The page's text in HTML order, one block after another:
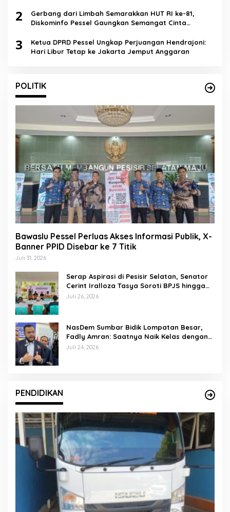
2
Gerbang dari Limbah Semarakkan HUT RI ke-81,
Diskominfo Pessel Gaungkan Semangat Cinta
3
Ketua DPRD Pessel Ungkap Perjuangan Hendrajoni:
Hari Libur Tetap ke Jakarta Jemput Anggaran
POLITIK
Bawaslu Pessel Perluas Akses Informasi Publik, X-
Banner PPID Disebar ke 7 Titik
Juli 31, 2026
Serap Aspirasi di Pesisir Selatan, Senator
Cerint Iralloza Tasya Soroti BPJS hingga
Kurikulum Merdeka
Juli 26, 2026
NasDem Sumbar Bidik Lompatan Besar,
Fadly Amran: Saatnya Naik Kelas dengan
Kader Berkualitas
Juli 24, 2026
PENDIDIKAN